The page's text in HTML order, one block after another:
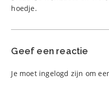
Geef een reactie
Je moet ingelogd zijn om